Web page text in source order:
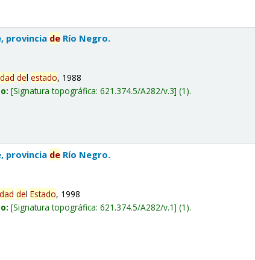
provincia de Río Negro.
delestado, 1988
Signatura topográfica:621.374.5/A282/v.3 (1).
provincia de Río Negro.
delEstado, 1998
Signatura topográfica:621.374.5/A282/v.1 (1).